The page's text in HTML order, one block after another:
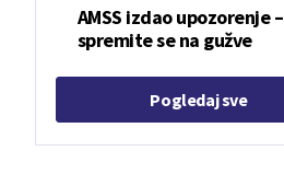
AMSS izdao upozorenje –
spremite se na gužve
Pogledaj sve